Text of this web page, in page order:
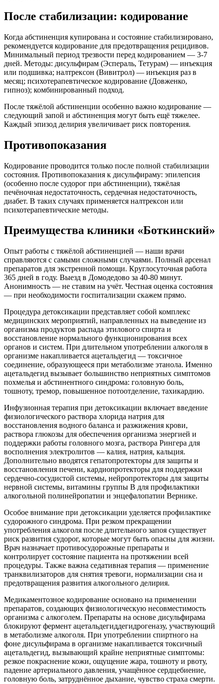
После стабилизации: кодирование
Когда абстиненция купирована и состояние стабилизировано,
рекомендуется кодирование для предотвращения рецидивов.
Минимальный период трезвости перед кодированием — 3-7
дней. Методы: дисульфирам (Эспераль, Тетурам) — инъекция
или подшивка; налтрексон (Вивитрол) — инъекция раз в
месяц; психотерапевтическое кодирование (Довженко,
гипноз); комбинированный подход.
После тяжёлой абстиненции особенно важно кодирование —
следующий запой и абстиненция могут быть ещё тяжелее.
Каждый эпизод делирия увеличивает риск повторения.
Противопоказания
Кодирование проводится только после полной стабилизации
состояния. Противопоказания к дисульфираму: эпилепсия
(особенно после судорог при абстиненции), тяжёлая
печёночная недостаточность, сердечная недостаточность,
диабет. В таких случаях применяется налтрексон или
психотерапевтические методы.
Преимущества клиники «Боткинский»
Опыт работы с тяжёлой абстиненцией — наши врачи
справляются с самыми сложными случаями. Полный арсенал
препаратов для экстренной помощи. Круглосуточная работа
365 дней в году. Выезд в Домодедово за 40-80 минут.
Анонимность — не ставим на учёт. Честная оценка состояния
— при необходимости госпитализации скажем прямо.
Процедура детоксикации представляет собой комплекс
медицинских мероприятий, направленных на выведение из
организма продуктов распада этилового спирта и
восстановление нормального функционирования всех
органов и систем. При длительном употреблении алкоголя в
организме накапливается ацетальдегид — токсичное
соединение, образующееся при метаболизме этанола. Именно
ацетальдегид вызывает большинство неприятных симптомов
похмелья и абстинентного синдрома: головную боль,
тошноту, тремор, повышенное потоотделение, тахикардию.
Инфузионная терапия при детоксикации включает введение
физиологического раствора хлорида натрия для
восстановления водного баланса и разжижения крови,
раствора глюкозы для обеспечения организма энергией и
поддержки работы головного мозга, раствора Рингера для
восполнения электролитов — калия, натрия, кальция.
Дополнительно вводятся гепатопротекторы для защиты и
восстановления печени, кардиопротекторы для поддержки
сердечно-сосудистой системы, нейропротекторы для защиты
нервной системы, витамины группы B для профилактики
алкогольной полинейропатии и энцефалопатии Вернике.
Особое внимание при детоксикации уделяется профилактике
судорожного синдрома. При резком прекращении
употребления алкоголя после длительного запоя существует
риск развития судорог, которые могут быть опасны для жизни.
Врач назначает противосудорожные препараты и
контролирует состояние пациента на протяжении всей
процедуры. Также важна седативная терапия — применение
транквилизаторов для снятия тревоги, нормализации сна и
предотвращения развития алкогольного делирия.
Медикаментозное кодирование основано на применении
препаратов, создающих физиологическую несовместимость
организма с алкоголем. Препараты на основе дисульфирама
блокируют фермент ацетальдегиддегидрогеназу, участвующий
в метаболизме алкоголя. При употреблении спиртного на
фоне дисульфирама в организме накапливается токсичный
ацетальдегид, вызывающий крайне неприятные симптомы:
резкое покраснение кожи, ощущение жара, тошноту и рвоту,
падение артериального давления, учащённое сердцебиение,
головную боль, затруднённое дыхание, чувство страха смерти.